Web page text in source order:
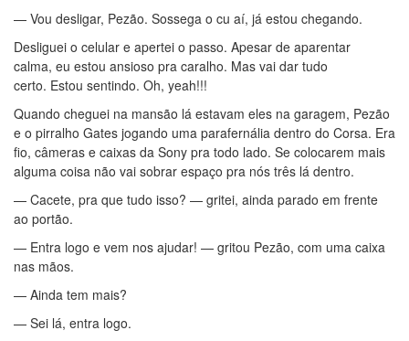
— Vou desligar, Pezão. Sossega o cu aí, já estou chegando.
Desliguei o celular e apertei o passo. Apesar de aparentar
calma, eu estou ansioso pra caralho. Mas vai dar tudo
certo. Estou sentindo. Oh, yeah!!!
Quando cheguei na mansão lá estavam eles na garagem, Pezão
e o pirralho Gates jogando uma parafernália dentro do Corsa. Era
fio, câmeras e caixas da Sony pra todo lado. Se colocarem mais
alguma coisa não vai sobrar espaço pra nós três lá dentro.
— Cacete, pra que tudo isso? — gritei, ainda parado em frente
ao portão.
— Entra logo e vem nos ajudar! — gritou Pezão, com uma caixa
nas mãos.
— Ainda tem mais?
— Sei lá, entra logo.